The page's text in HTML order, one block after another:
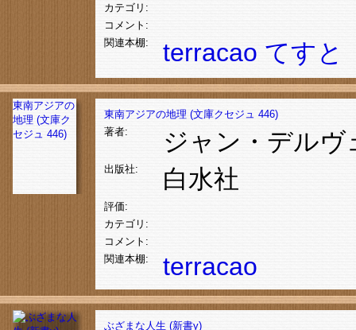
カテゴリ:
コメント:
関連本棚:
terracao てすと
東南アジアの
地理 (文庫ク
セジュ 446)
東南アジアの地理 (文庫クセジュ 446)
著者:
ジャン・デルヴ
出版社: 白水社
評価:
カテゴリ:
コメント:
関連本棚:
terracao
ぶざまな人生 (新書y)